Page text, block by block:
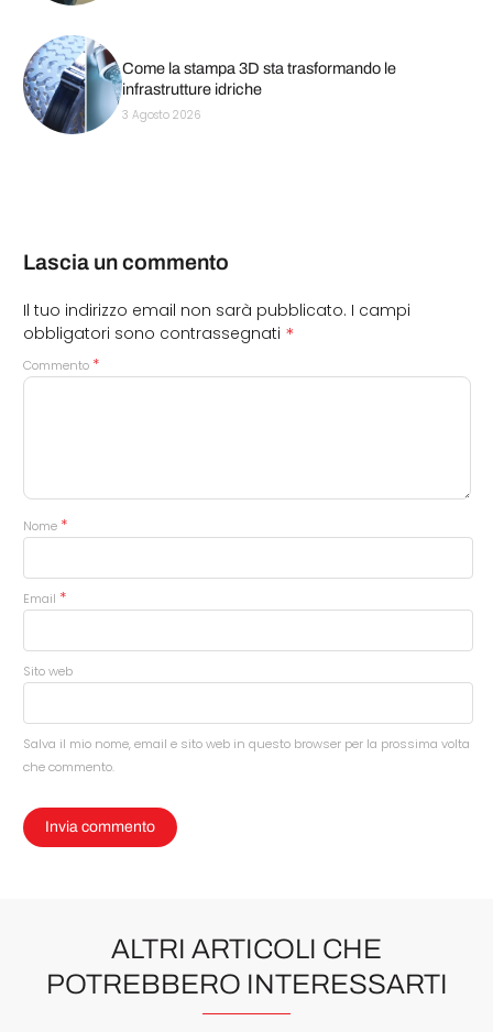
Come la stampa 3D sta trasformando le
infrastrutture idriche
3 Agosto 2026
Lascia un commento
Il tuo indirizzo email non sarà pubblicato. I campi
obbligatori sono contrassegnati *
Commento *
Nome *
Email *
Sito web
Salva il mio nome, email e sito web in questo browser per la prossima volta
che commento.
ALTRI ARTICOLI CHE
POTREBBERO INTERESSARTI